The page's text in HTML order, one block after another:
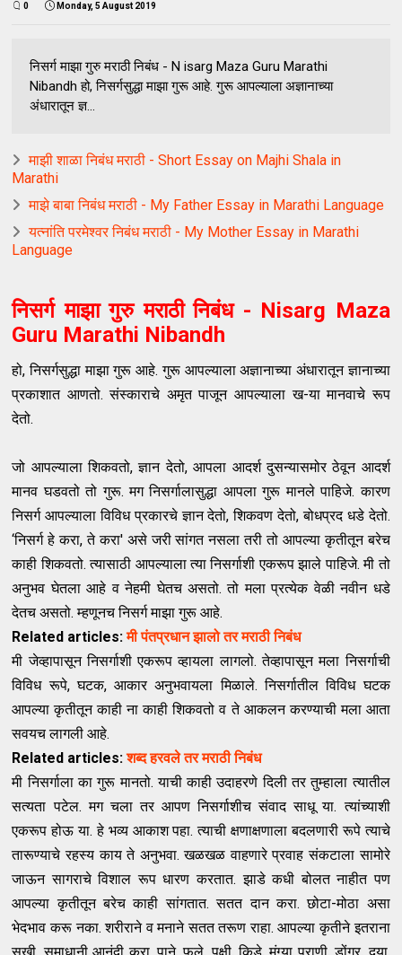
0 Monday, 5 August 2019
निसर्ग माझा गुरु मराठी निबंध - N isarg Maza Guru Marathi
Nibandh हो, निसर्गसुद्धा माझा गुरू आहे. गुरू आपल्याला अज्ञानाच्या
अंधारातून ज्ञ...
माझी शाळा निबंध मराठी - Short Essay on Majhi Shala in
Marathi
माझे बाबा निबंध मराठी - My Father Essay in Marathi Language
यत्नांति परमेश्वर निबंध मराठी - My Mother Essay in Marathi
Language
निसर्ग माझा गुरु मराठी निबंध - Nisarg Maza
Guru Marathi Nibandh
हो, निसर्गसुद्धा माझा गुरू आहे. गुरू आपल्याला अज्ञानाच्या अंधारातून ज्ञानाच्या
प्रकाशात आणतो. संस्काराचे अमृत पाजून आपल्याला ख-या मानवाचे रूप
देतो.
जो आपल्याला शिकवतो, ज्ञान देतो, आपला आदर्श दुसन्यासमोर ठेवून आदर्श
मानव घडवतो तो गुरू. मग निसर्गालासुद्धा आपला गुरू मानले पाहिजे. कारण
निसर्ग आपल्याला विविध प्रकारचे ज्ञान देतो, शिकवण देतो, बोधप्रद धडे देतो.
‘निसर्ग हे करा, ते करा' असे जरी सांगत नसला तरी तो आपल्या कृतीतून बरेच
काही शिकवतो. त्यासाठी आपल्याला त्या निसर्गाशी एकरूप झाले पाहिजे. मी तो
अनुभव घेतला आहे व नेहमी घेतच असतो. तो मला प्रत्येक वेळी नवीन धडे
देतच असतो. म्हणूनच निसर्ग माझा गुरू आहे.
Related articles:मी पंतप्रधान झालो तर मराठी निबंध
मी जेव्हापासून निसर्गाशी एकरूप व्हायला लागलो. तेव्हापासून मला निसर्गाची
विविध रूपे, घटक, आकार अनुभवायला मिळाले. निसर्गातील विविध घटक
आपल्या कृतीतून काही ना काही शिकवतो व ते आकलन करण्याची मला आता
सवयच लागली आहे.
Related articles:शब्द हरवले तर मराठी निबंध
मी निसर्गाला का गुरू मानतो. याची काही उदाहरणे दिली तर तुम्हाला त्यातील
सत्यता पटेल. मग चला तर आपण निसर्गाशीच संवाद साधू या. त्यांच्याशी
एकरूप होऊ या. हे भव्य आकाश पहा. त्याची क्षणाक्षणाला बदलणारी रूपे त्याचे
तारूण्याचे रहस्य काय ते अनुभवा. खळखळ वाहणारे प्रवाह संकटाला सामोरे
जाऊन सागराचे विशाल रूप धारण करतात. झाडे कधी बोलत नाहीत पण
आपल्या कृतीतून बरेच काही सांगतात. सतत दान करा. छोटा-मोठा असा
भेदभाव करू नका. शरीराने व मनाने सतत तरूण राहा. आपल्या कृतीने इतराना